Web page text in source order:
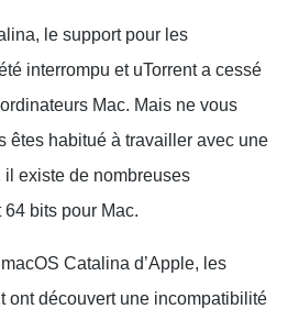
le support pour les
interrompu et uTorrent a cessé
Mac. Mais ne vous
êtes habitué à travailler avec une
existe de nombreuses
bits pour Mac.
Catalina d’Apple, les
ont découvert une incompatibilité